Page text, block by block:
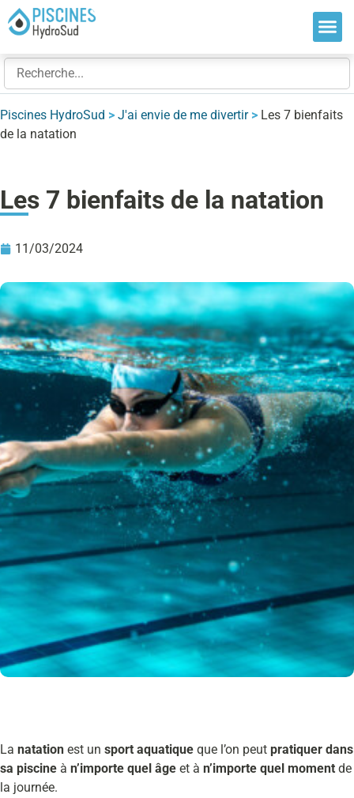
Piscines HydroSud > J'ai envie de me divertir> Les 7 bienfaits
de la natation
Les 7 bienfaits de la natation
11/03/2024
La natation est un sport aquatique que l’on peut pratiquer dans
sa piscine à n’importe quel âge et à n’importe quel moment de
la journée.